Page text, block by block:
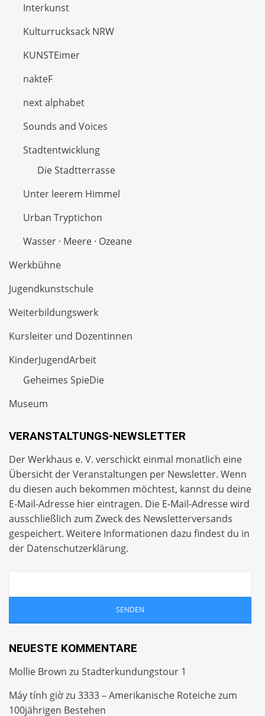
Interkunst
Kulturrucksack NRW
KUNSTEimer
nakteF
next alphabet
Sounds and Voices
Stadtentwicklung
Die Stadtterrasse
Unter leerem Himmel
Urban Tryptichon
Wasser · Meere · Ozeane
Werkbühne
Jugendkunstschule
Weiterbildungswerk
Kursleiter und Dozentinnen
KinderJugendArbeit
Geheimes SpieDie
Museum
VERANSTALTUNGS-NEWSLETTER
Der Werkhaus e. V. verschickt einmal monatlich eine
Übersicht der Veranstaltungen per Newsletter. Wenn
du diesen auch bekommen möchtest, kannst du deine
E-Mail-Adresse hier eintragen. Die E-Mail-Adresse wird
ausschließlich zum Zweck des Newsletterversands
gespeichert. Weitere Informationen dazu findest du in
der Datenschutzerklärung.
NEUESTE KOMMENTARE
Mollie Brown zu Stadterkundungstour 1
Máy tính giờzu 3333 – Amerikanische Roteiche zum
100jährigen Bestehen